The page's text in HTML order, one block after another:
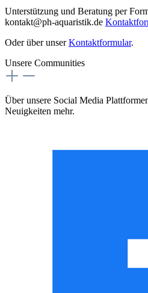
Unterstützung und Beratung per
kontakt@ph-aquaristik.de
Oder über unserKontaktformular.
Unsere Communities
Über unsere Social Media
Neuigkeiten mehr.